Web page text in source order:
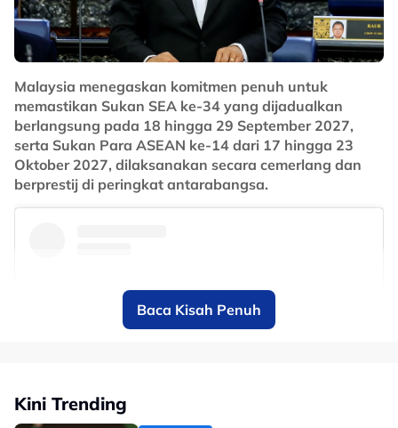
16, 2026
sebagai pelajar dan atlet.
"Minta maaf jika kami terpaksa terlepas kelas.
"Perjuangan kami bukan mudah. Latihan dan masa
belajar sangat sukar.
"Saya hanya mahu buat yang terbaik untuk
Penganugerahan tersebut menyaksikan kedua-dua
jaguh negara dalam acara sukan balingan itu
membawa pulang wang tunai berjumlah RM1,500.00
Anugerah Lencana Penghargaan selaku rakan
strategik Universiti Malaya.
Malaysia menegaskan komitmen penuh untuk
memastikan Sukan SEA ke-34 yang dijadualkan
berlangsung pada 18 hingga 29 September 2027,
serta Sukan Para ASEAN ke-14 dari 17 hingga 23
Oktober 2027, dilaksanakan secara cemerlang dan
berprestij di peringkat antarabangsa.
Baca Kisah Penuh
Kini Trending